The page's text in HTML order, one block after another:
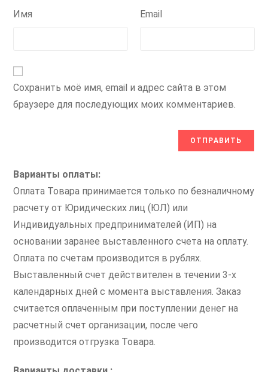
Имя Email
Сохранить моё имя, email и адрес сайта в этом
браузере для последующих моих комментариев.
Варианты оплаты:
Оплата Товара принимается только по безналичному
расчету от Юридических лиц (ЮЛ) или
Индивидуальных предпринимателей (ИП) на
основании заранее выставленного счета на оплату.
Оплата по счетам производится в рублях.
Выставленный счет действителен в течении 3-х
календарных дней с момента выставления. Заказ
считается оплаченным при поступлении денег на
расчетный счет организации, после чего
производится отгрузка Товара.